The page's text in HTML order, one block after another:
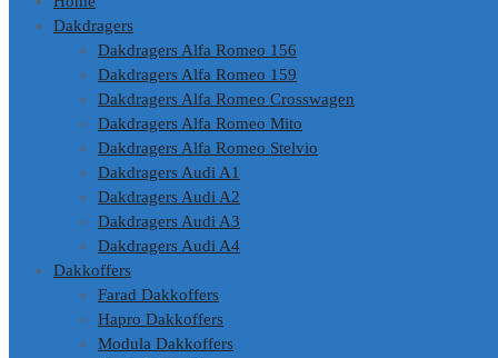
inhoud
Dakdragers
Dakdragers Alfa Romeo 156
Dakdragers Alfa Romeo 159
Dakdragers Alfa Romeo Crosswagen
Dakdragers Alfa Romeo Mito
Dakdragers Alfa Romeo Stelvio
Dakdragers Audi A1
Dakdragers Audi A2
Dakdragers Audi A3
Dakdragers Audi A4
Dakkoffers
Farad Dakkoffers
Hapro Dakkoffers
Modula Dakkoffers